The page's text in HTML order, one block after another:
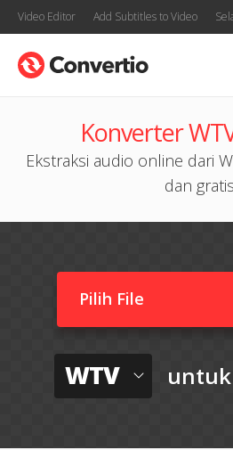
Video Editor Add Subtitles to Video
Konverter
Ekstraksi audio online dari
dan gratis
Pilih File
WTV untuk